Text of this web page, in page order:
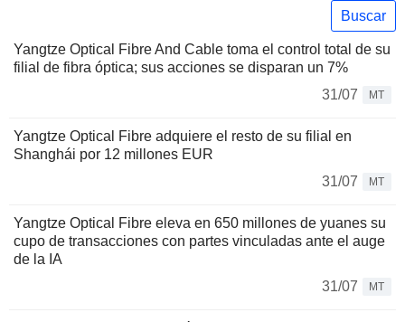
Buscar
Yangtze Optical Fibre And Cable toma el control total de su
filial de fibra óptica; sus acciones se disparan un 7%
31/07
MT
Yangtze Optical Fibre adquiere el resto de su filial en
Shanghái por 12 millones EUR
31/07
MT
Yangtze Optical Fibre eleva en 650 millones de yuanes su
cupo de transacciones con partes vinculadas ante el auge
de la IA
31/07
MT